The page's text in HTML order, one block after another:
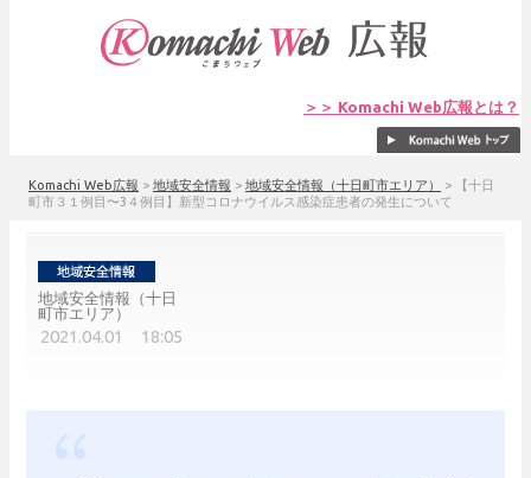
＞＞ Komachi Web広報とは？
Komachi Web広報 > 地域安全情報 > 地域安全情報（十日町市エリア） >
【十日
町市３１例目〜3４例目】新型コロナウイルス感染症患者の発生について
地域安全情報（十日
町市エリア）
2021.04.01 18:05